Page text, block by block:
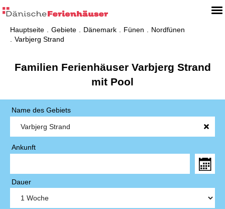
Hauptseite Gebiete Dänemark Fünen
Nordfünen
Varbjerg Strand
Familien Ferienhäuser Varbjerg Strand
mit Pool
Name des Gebiets
Ankunft
Dauer